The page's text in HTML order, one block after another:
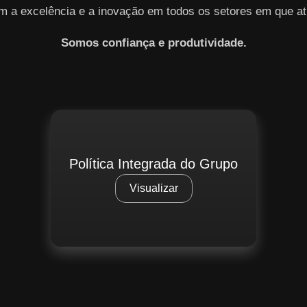
a excelência e a inovação em todos os setores em que
Somos confiança e produtividade.
Política Integrada do Grupo
Visualizar